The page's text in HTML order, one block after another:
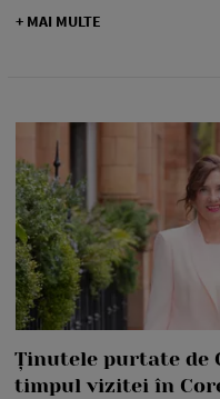
+ MAI MULTE
Ținutele purtate de
timpul vizitei în